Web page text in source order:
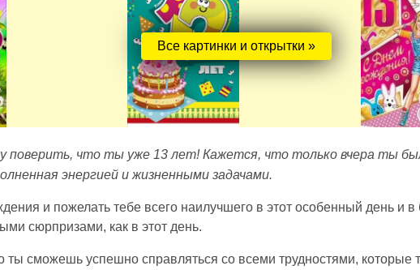
Все картинки и открытки »
поверить, что ты уже 13 лет! Кажется, что только вчера ты
энергией и жизненными задачами.
и пожелать тебе всего наилучшего в этот особенный день и
сюрпризами, как в этот день.
сможешь успешно справляться со всеми трудностями, которые